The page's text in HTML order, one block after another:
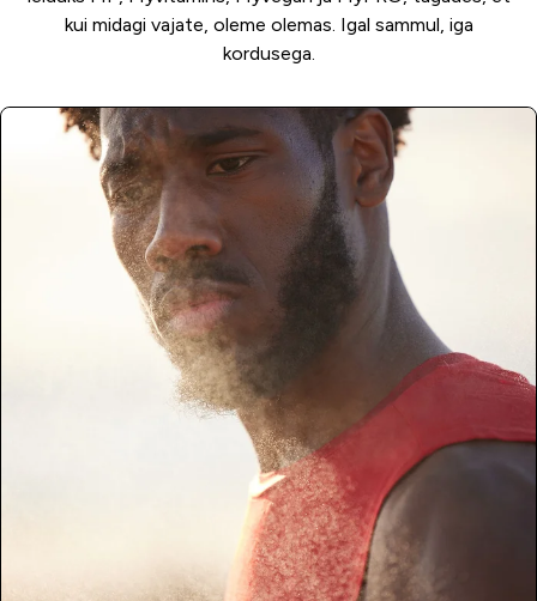
kui midagi vajate, oleme olemas. Igal sammul, iga
kordusega.